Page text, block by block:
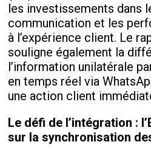
les investissements dans
communication et les
à l’expérience client. Le
souligne également la
l’information unilatérale
en temps réel via
une action client
Le défi de l’intégration :
sur la synchronisation